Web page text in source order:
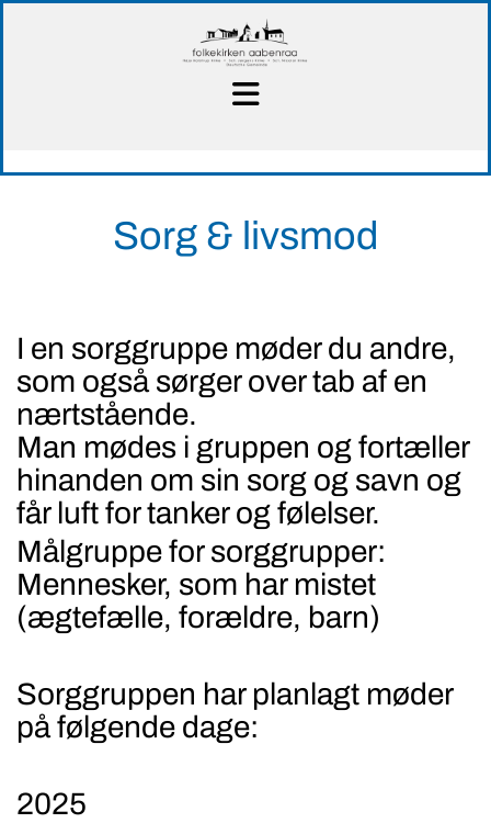
Sorg & livsmod
I en sorggruppe møder du andre,
som også sørger over tab af en
nærtstående.
Man mødes i gruppen og fortæller
hinanden om sin sorg og savn og
får luft for tanker og følelser.
Målgruppe for sorggrupper:
Mennesker, som har mistet
(ægtefælle, forældre, barn)
Sorggruppen har planlagt møder
på følgende dage:
2025